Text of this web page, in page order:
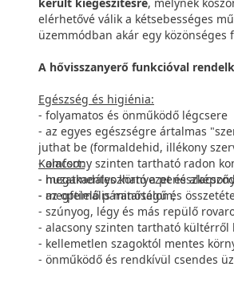
elérhetővé válik a kétsebességes
üzemmódban akár egy
A hővisszanyerő funkcióval
Egészség és higiénia:
- folyamatos és önműködő légcsere
- az egyes egészségre ártalmas
juthat be (formaldehid, illékony
- alacsony szinten tartható radon
- megakadályozható a
- az optimális minőségű és
Komfort:
- huzatmentes környezet és
- megfelelő páratartalom;
- szúnyog, légy és más repülő
- alacsony szinten tartható kültérről
- kellemetlen szagoktól mentes
- önműködő és rendkívül csendes